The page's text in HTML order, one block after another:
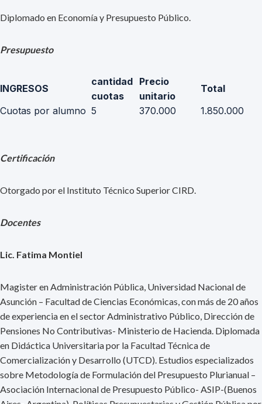
Diplomado en Economía y Presupuesto Público.
Presupuesto
INGRESOS
cantidad
cuotas
Precio
unitario
Total
Cuotas por alumno 5 370.000 1.850.000
Certificación
Otorgado por el Instituto Técnico Superior CIRD.
Docentes
Lic. Fatima Montiel
Magister en Administración Pública, Universidad Nacional de
Asunción – Facultad de Ciencias Económicas, con más de 20 años
de experiencia en el sector Administrativo Público, Dirección de
Pensiones No Contributivas- Ministerio de Hacienda. Diplomada
en Didáctica Universitaria por la Facultad Técnica de
Comercialización y Desarrollo (UTCD). Estudios especializados
sobre Metodología de Formulación del Presupuesto Plurianual –
Asociación Internacional de Presupuesto Público- ASIP-(Buenos